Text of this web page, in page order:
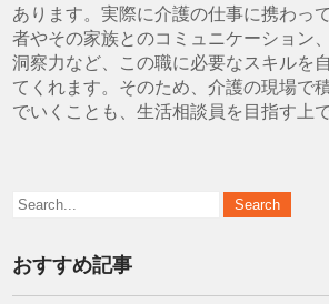
あります。実際に介護の仕事に携わっ
者やその家族とのコミュニケーション
洞察力など、この職に必要なスキルを
てくれます。そのため、介護の現場で
でいくことも、生活相談員を目指す上
おすすめ記事